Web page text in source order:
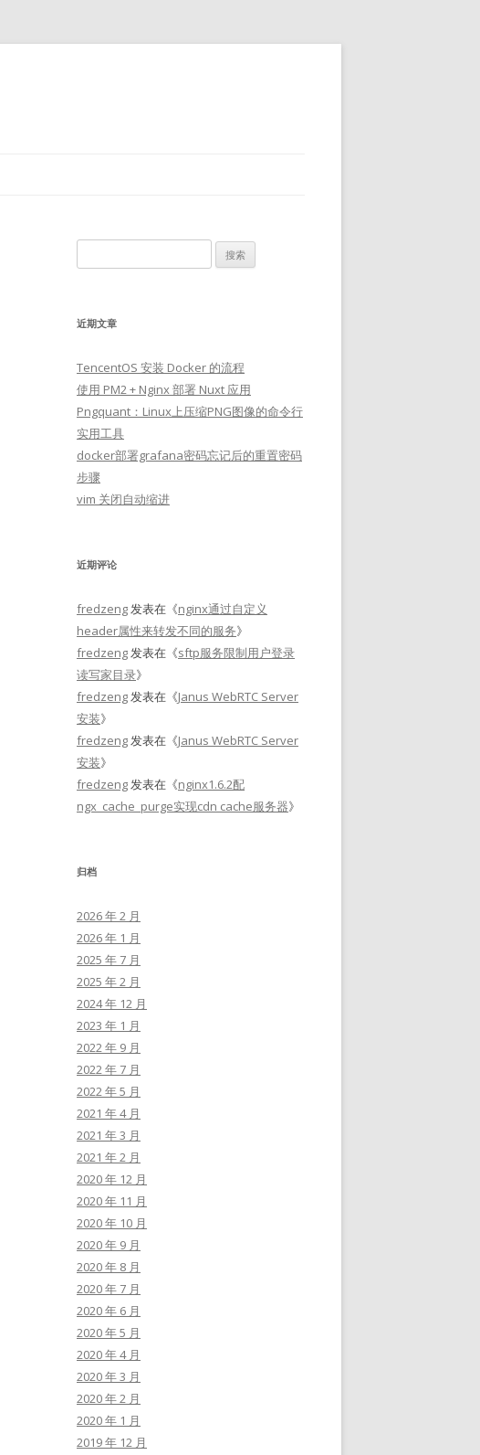
索：
近期文章
TencentOS 安装 Docker 的流程
使用 PM2 + Nginx 部署 Nuxt 应用
Pngquant：Linux上压缩PNG图像的命令行
实用工具
docker部署grafana密码忘记后的重置密码
步骤
vim 关闭自动缩进
近期评论
fredzeng发表在《nginx通过自定义
header属性来转发不同的服务》
fredzeng发表在《sftp服务限制用户登录
读写家目录》
fredzeng发表在《Janus WebRTC Server
安装》
fredzeng发表在《Janus WebRTC Server
安装》
fredzeng发表在《nginx1.6.2配
ngx_cache_purge实现cdn cache服务器》
归档
2026 年 2 月
2026 年 1 月
2025 年 7 月
2025 年 2 月
2024 年 12 月
2023 年 1 月
2022 年 9 月
2022 年 7 月
2022 年 5 月
2021 年 4 月
2021 年 3 月
2021 年 2 月
2020 年 12 月
2020 年 11 月
2020 年 10 月
2020 年 9 月
2020 年 8 月
2020 年 7 月
2020 年 6 月
2020 年 5 月
2020 年 4 月
2020 年 3 月
2020 年 2 月
2020 年 1 月
2019 年 12 月